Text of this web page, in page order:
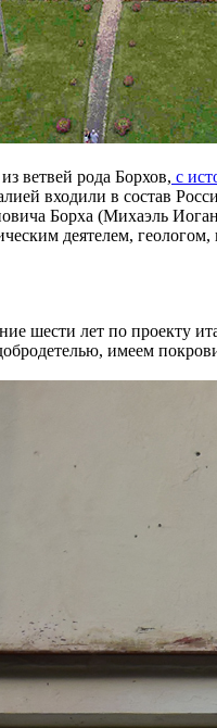
ветвей рода Борхов, с
входили в состав
Борха (Михаэль
деятелем, геологом,
шести лет по проекту
имеем